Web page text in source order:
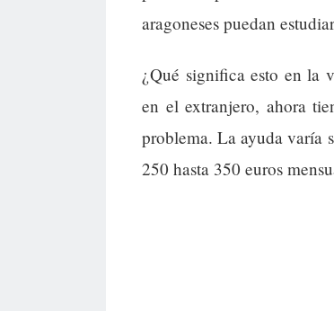
aragoneses puedan
¿Qué significa esto en la
en el extranjero, ahora
problema. La ayuda varía
250 hasta 350 euros